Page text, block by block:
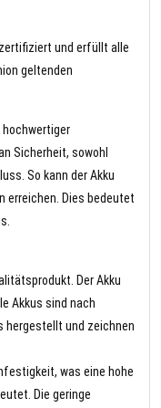
zertifiziert und erfüllt alle
geltenden
hochwertiger
Sicherheit, sowohl
So kann der Akku
erreichen. Dies bedeutet
Der Akku
Akkus sind nach
hergestellt und zeichnen
was eine hohe
Die geringe